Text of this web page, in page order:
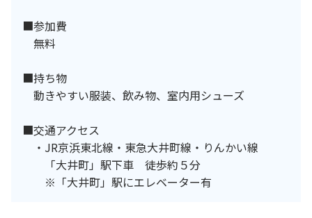
■参加費
無料
■持ち物
動きやすい服装、飲み物、室内用シューズ
■交通アクセス
・JR京浜東北線・東急大井町線・りんかい線
「大井町」駅下車 徒歩約５分
※「大井町」駅にエレベーター有